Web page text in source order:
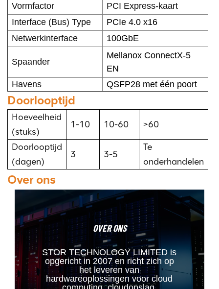
Vormfactor
PCI Express-kaart
Interface (Bus) Type
PCIe 4.0 x16
Netwerkinterface
100GbE
Spaander
Mellanox ConnectX-5
EN
Havens
QSFP28 met één poort
Doorlooptijd
Hoeveelheid
(stuks)
1-10 10-60 >60
Doorlooptijd
(dagen)
3 3-5
Te
onderhandelen
Over ons
OVER ONS
STOR TECHNOLOGY LIMITED is
opgericht in 2007 en richt zich op
het leveren van
hardwareoplossingen voor cloud